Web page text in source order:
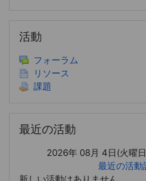
活動
フォーラム
リソース
課題
最近の活動
2026年 08月 4日(火曜
最近の活動
新しい活動はありません。